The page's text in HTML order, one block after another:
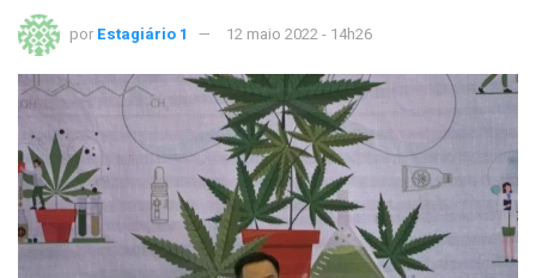
por Estagiário 1 12 maio 2022 - 14h26